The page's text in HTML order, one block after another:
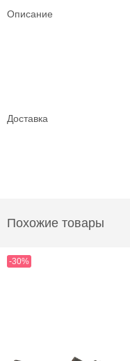
Описание
Доставка
Похожие товары
-30%